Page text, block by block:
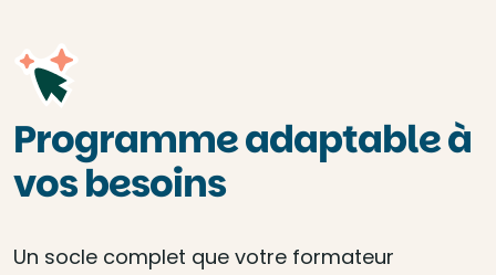
Programme adaptable à
vos besoins
Un socle complet que votre formateur